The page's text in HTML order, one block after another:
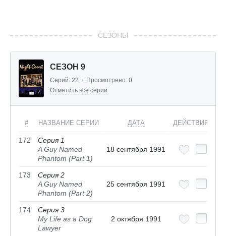
СЕЗОНЫ
СЕЗОН 9
Серий: 22 / Просмотрено: 0
Отметить все серии
# НАЗВАНИЕ СЕРИИ ДАТА ДЕЙСТВИЯ
172
Серия 1
A Guy Named
Phantom (Part 1)
18 сентября 1991
173
Серия 2
A Guy Named
Phantom (Part 2)
25 сентября 1991
174
Серия 3
My Life as a Dog
Lawyer
2 октября 1991